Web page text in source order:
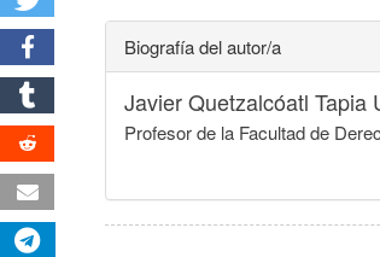
Biografía del autor/a
Javier Quetzalcóatl Tapia
Profesor de la Facultad de